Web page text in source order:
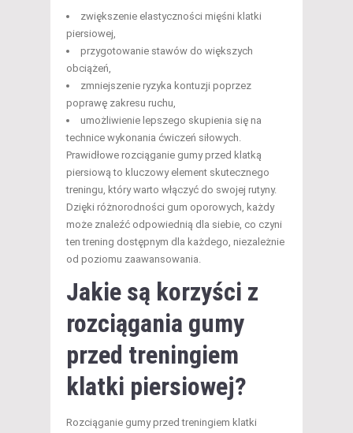
zwiększenie elastyczności mięśni klatki
piersiowej,
przygotowanie stawów do większych
obciążeń,
zmniejszenie ryzyka kontuzji poprzez
poprawę zakresu ruchu,
umożliwienie lepszego skupienia się na
technice wykonania ćwiczeń siłowych.
Prawidłowe rozciąganie gumy przed klatką
piersiową to kluczowy element skutecznego
treningu, który warto włączyć do swojej rutyny.
Dzięki różnorodności gum oporowych, każdy
może znaleźć odpowiednią dla siebie, co czyni
ten trening dostępnym dla każdego, niezależnie
od poziomu zaawansowania.
Jakie są korzyści z
rozciągania gumy
przed treningiem
klatki piersiowej?
Rozciąganie gumy przed treningiem klatki